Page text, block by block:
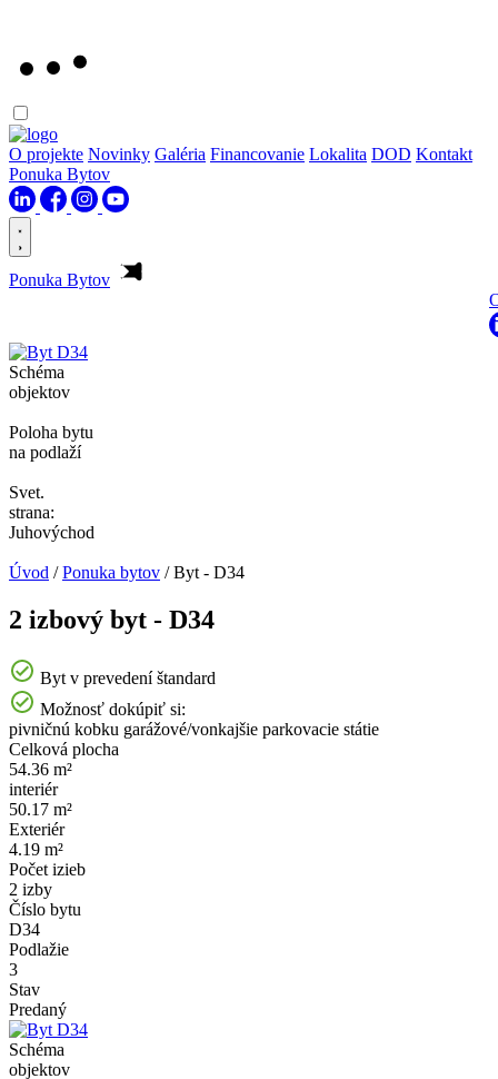
O projekte Novinky Galéria Financovanie Lokalita DOD Kontakt
Ponuka Bytov
Ponuka Bytov
Schéma
objektov
Poloha bytu
na podlaží
Svet.
strana:
Juhovýchod
Úvod / Ponuka bytov / Byt - D34
2 izbový byt - D34
Byt v prevedení štandard
Možnosť dokúpiť si:
pivničnú kobku garážové/vonkajšie parkovacie státie
Celková plocha
54.36 m²
interiér
50.17 m²
Exteriér
4.19 m²
Počet izieb
2 izby
Číslo bytu
D34
Podlažie
3
Stav
Predaný
Schéma
objektov